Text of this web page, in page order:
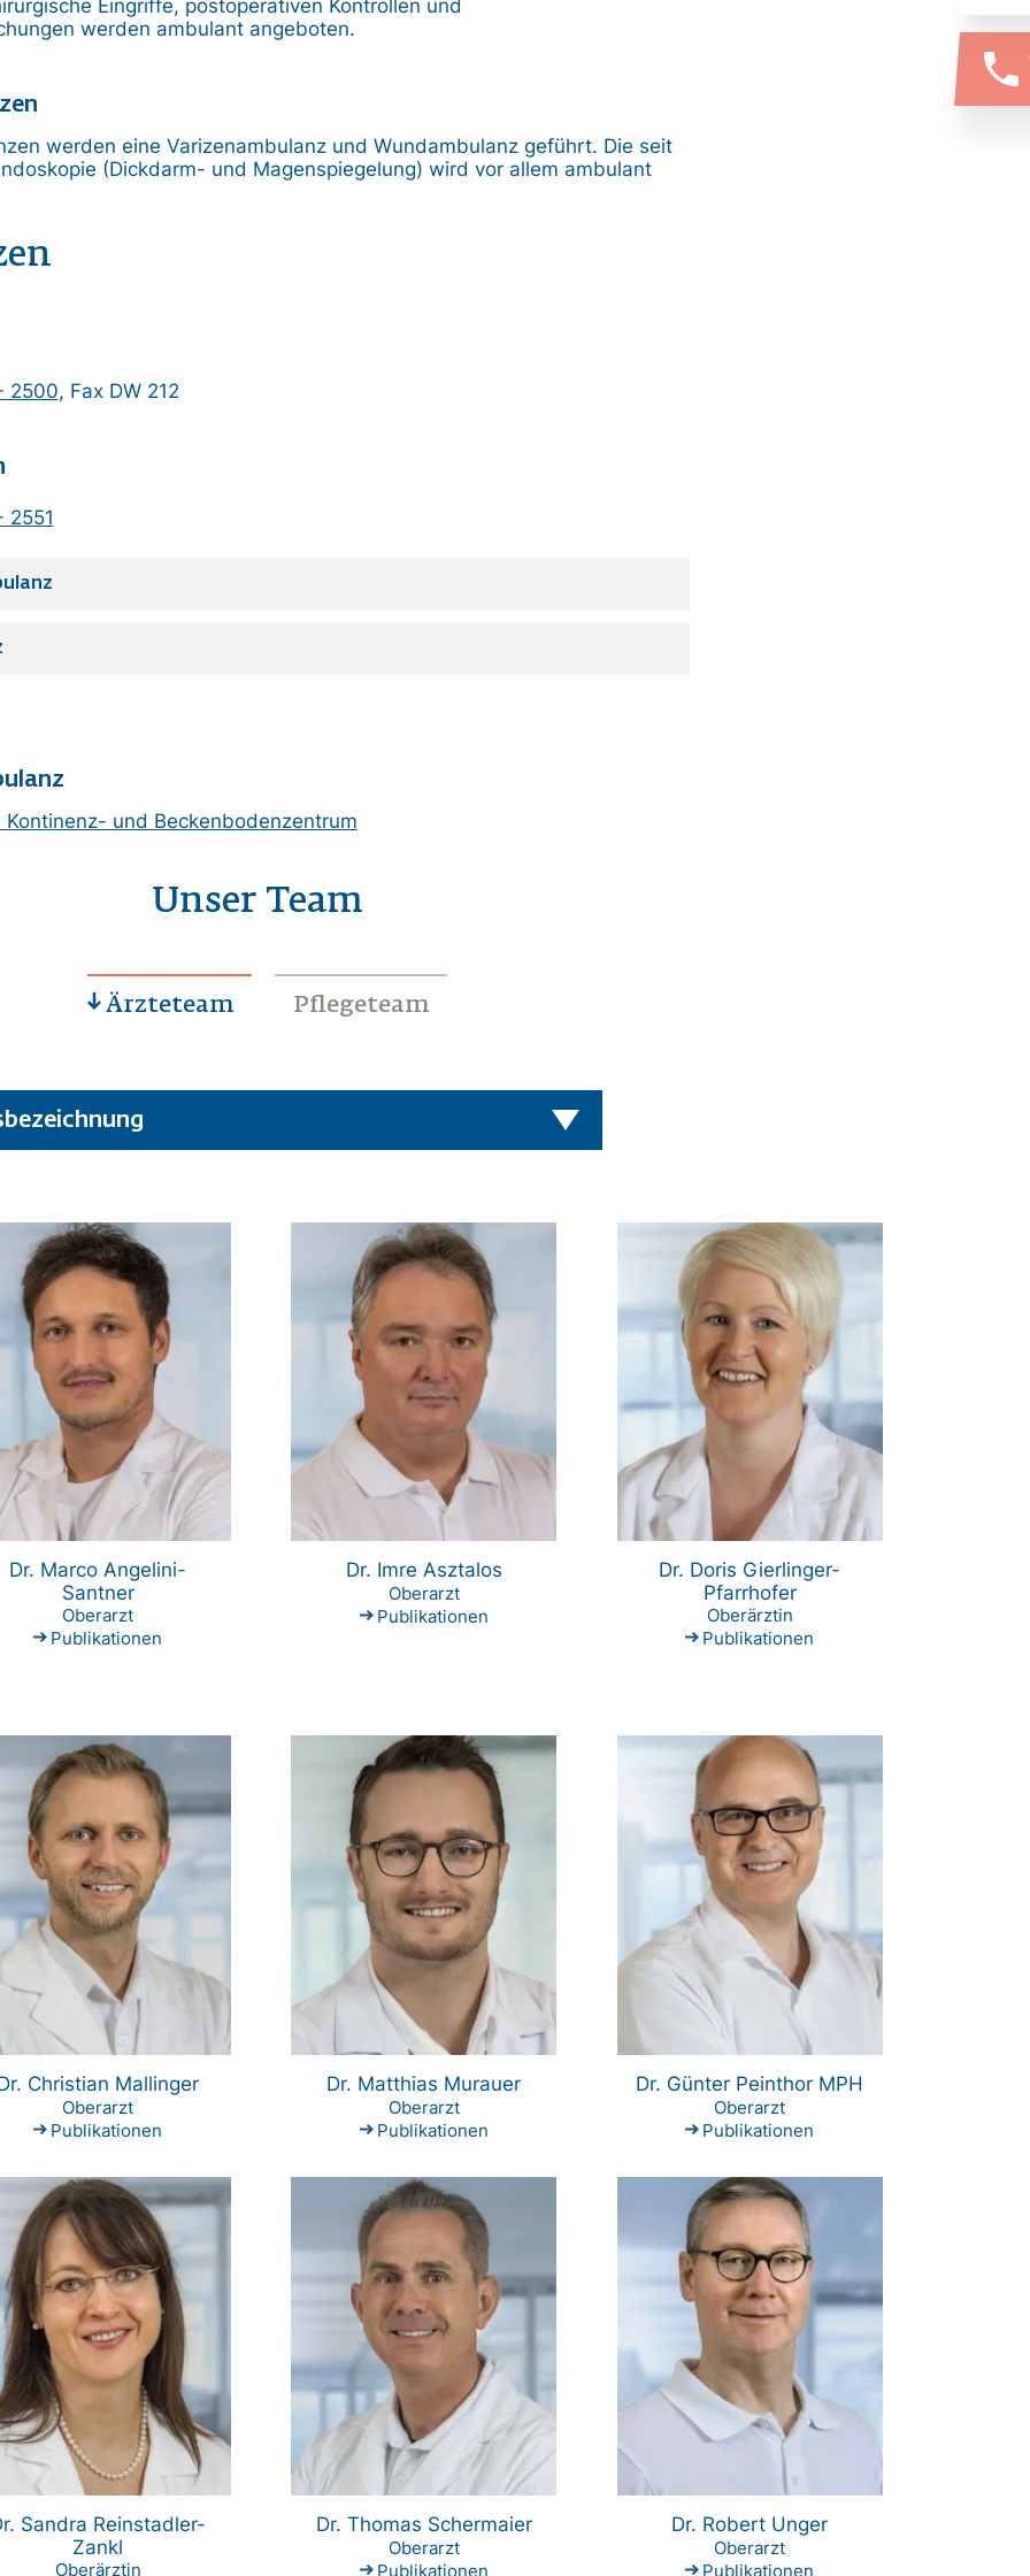
Eingriffe, postoperativen Kontrollen und
werden ambulant angeboten.
werden eine Varizenambulanz und Wundambulanz geführt. Die seit
(Dickdarm- und Magenspiegelung) wird vor allem ambulant
2500, Fax DW 212
2551
Kontinenz- und Beckenbodenzentrum
Unser Team
Ärzteteam Pflegeteam
Dr. Marco Angelini-
Santner
Oberarzt
Publikationen
Dr. Imre Asztalos
Oberarzt
Publikationen
Dr. Doris Gierlinger-
Pfarrhofer
Oberärztin
Publikationen
Christian Mallinger
Oberarzt
Publikationen
Dr. Matthias Murauer
Oberarzt
Publikationen
Dr. Günter Peinthor MPH
Oberarzt
Publikationen
Sandra Reinstadler-
Zankl
Oberärztin
Dr. Thomas Schermaier
Oberarzt
Publikationen
Dr. Robert Unger
Oberarzt
Publikationen
phone